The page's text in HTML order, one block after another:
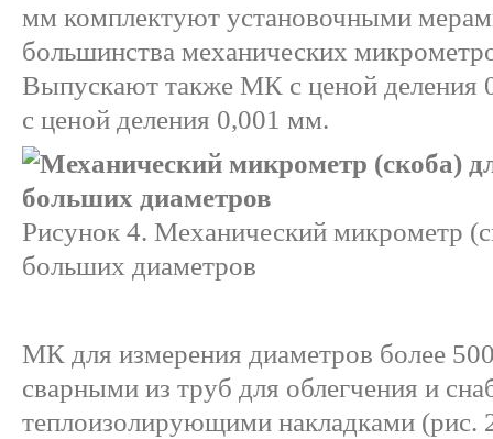
мм комплектуют установочными
большинства механических
Выпускают также МК с ценой деления
с ценой деления 0,001 мм.
Рисунок 4. Механический микрометр
больших диаметров
МК для измерения диаметров более
сварными из труб для облегчения и
теплоизолирующими накладками